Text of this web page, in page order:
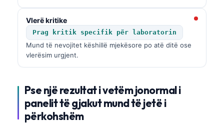
Vlerë kritike
Prag kritik specifik për laboratorin
Mund të nevojitet këshillë mjekësore po atë ditë ose
vlerësim urgjent.
Pse një rezultat i vetëm jonormal i
panelit të gjakut mund të jetë i
përkohshëm